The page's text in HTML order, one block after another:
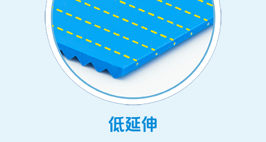
低延伸